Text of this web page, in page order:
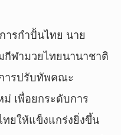
ารกำปั้นไทย นาย
กีฬามวยไทยนานาชาติ
ารปรับทัพคณะ
เพื่อยกระดับการ
ยให้แข็งแกร่งยิ่งขึ้น